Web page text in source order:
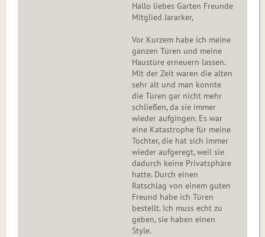
Hallo liebes Garten Freunde
Mitglied Jararker,
Vor Kurzem habe ich meine
ganzen Türen und meine
Haustüre erneuern lassen.
Mit der Zeit waren die alten
sehr alt und man konnte
die Türen gar nicht mehr
schließen, da sie immer
wieder aufgingen. Es war
eine Katastrophe für meine
Tochter, die hat sich immer
wieder aufgeregt, weil sie
dadurch keine Privatsphäre
hatte. Durch einen
Ratschlag von einem guten
Freund habe ich Türen
bestellt. Ich muss echt zu
geben, sie haben einen
Style.